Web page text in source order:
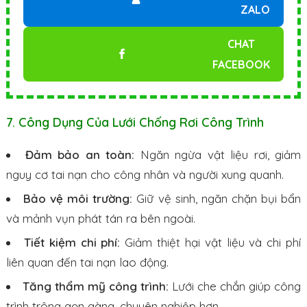
ZALO
CHAT
FACEBOOK
7. Công Dụng Của Lưới Chống Rơi Công Trình
Đảm bảo an toàn: Ngăn ngừa vật liệu rơi, giảm
nguy cơ tai nạn cho công nhân và người xung quanh.
Bảo vệ môi trường: Giữ vệ sinh, ngăn chặn bụi bẩn
và mảnh vụn phát tán ra bên ngoài.
Tiết kiệm chi phí: Giảm thiệt hại vật liệu và chi phí
liên quan đến tai nạn lao động.
Tăng thẩm mỹ công trình: Lưới che chắn giúp công